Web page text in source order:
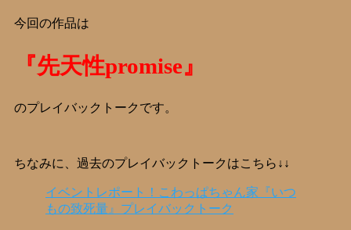
今回の作品は
『先天性promise』
のプレイバックトークです。
ちなみに、過去のプレイバックトークはこちら↓↓
イベントレポート！こわっぱちゃん家『いつ
もの致死量』プレイバックトーク